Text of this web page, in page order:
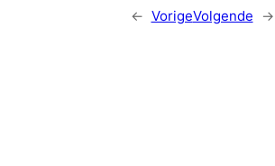
← VorigeVolgende →